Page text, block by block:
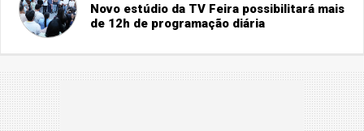
Novo estúdio da TV Feira possibilitará mais
de 12h de programação diária